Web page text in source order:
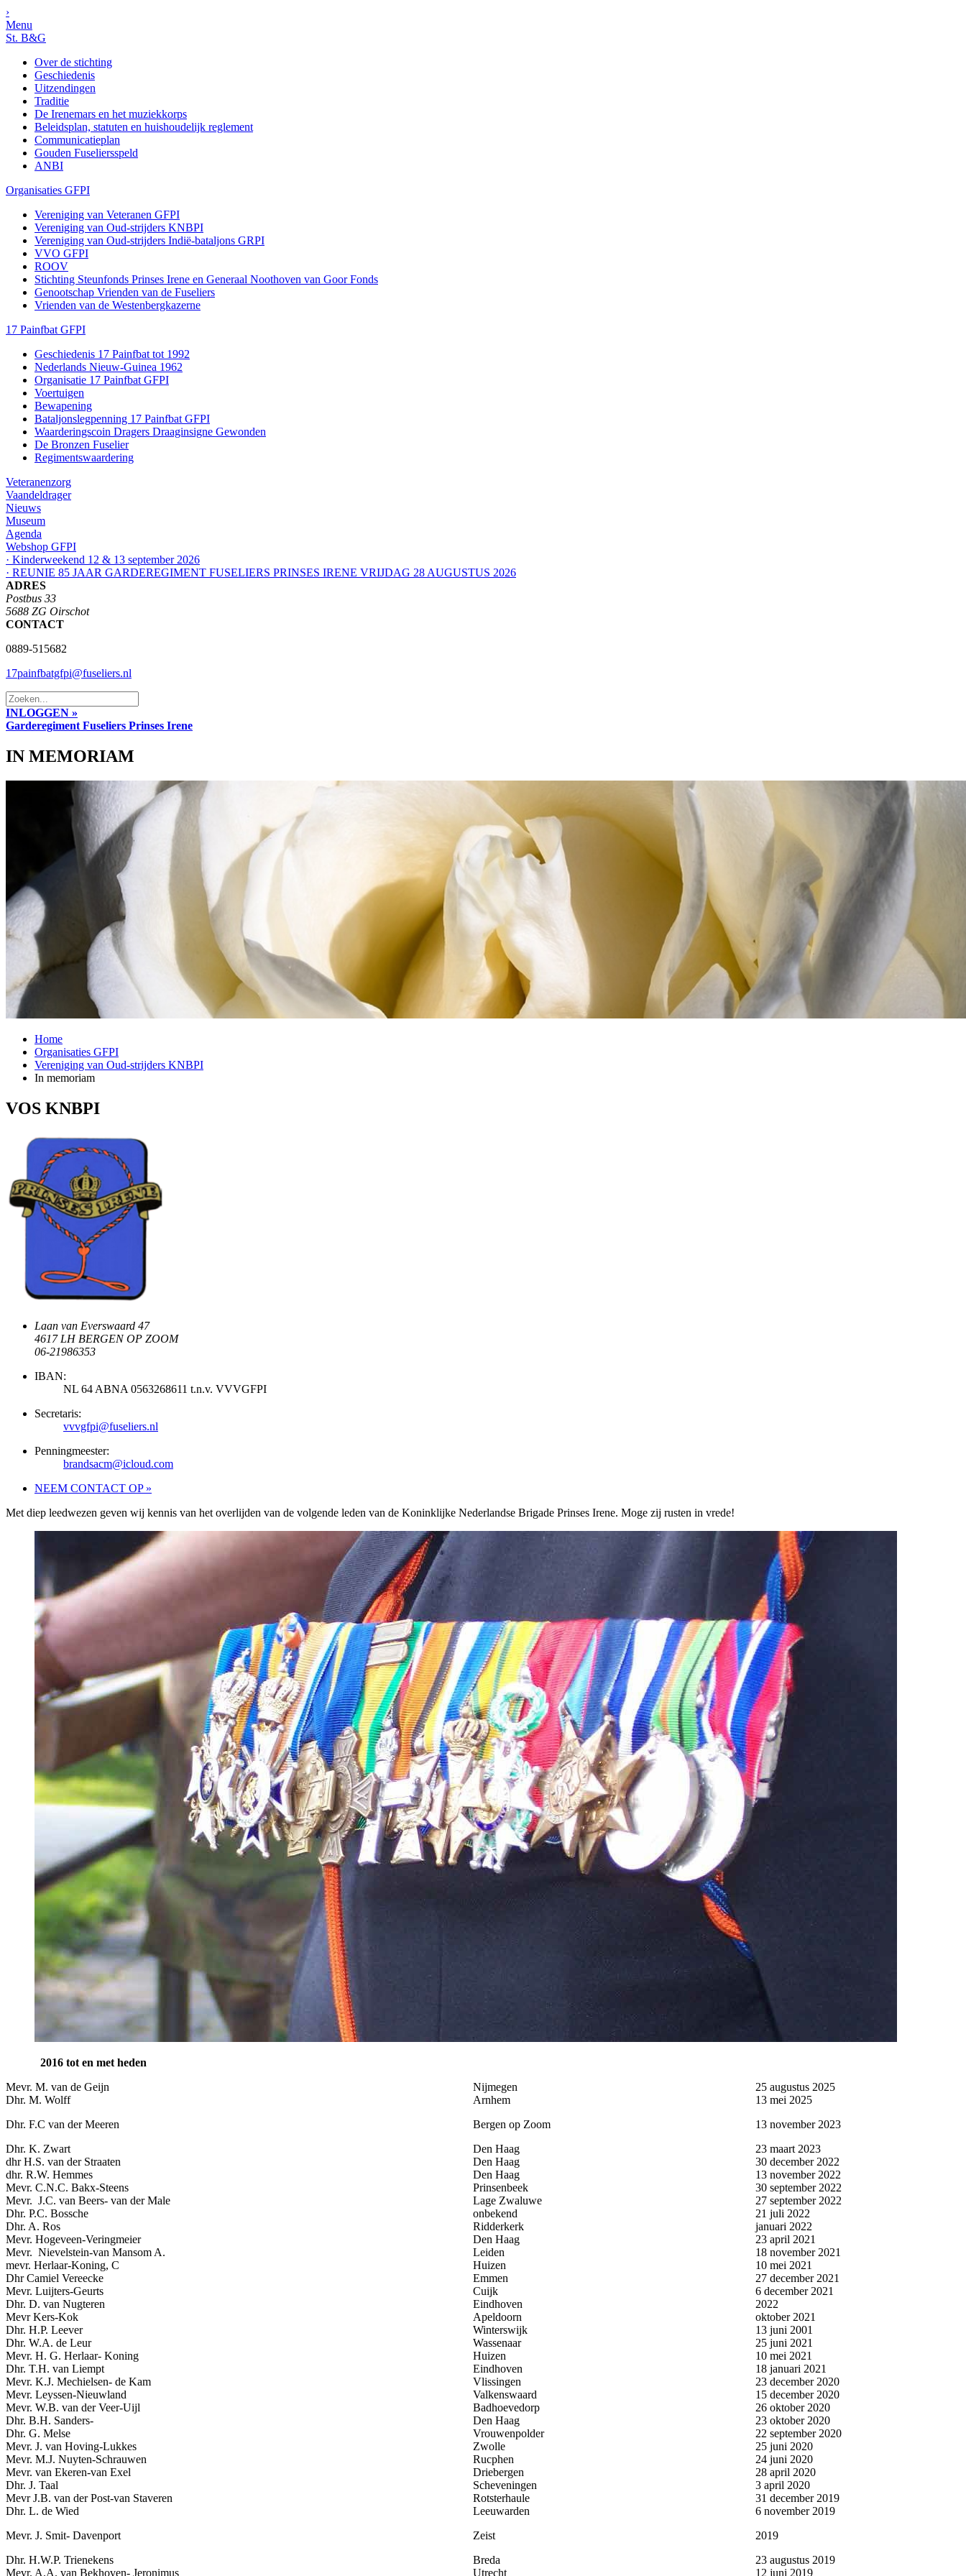
›
Menu
St. B&G
Over de stichting
Geschiedenis
Uitzendingen
Traditie
De Irenemars en het muziekkorps
Beleidsplan, statuten en huishoudelijk reglement
Communicatieplan
Gouden Fuseliersspeld
ANBI
Organisaties GFPI
Vereniging van Veteranen GFPI
Vereniging van Oud-strijders KNBPI
Vereniging van Oud-strijders Indië-bataljons GRPI
VVO GFPI
ROOV
Stichting Steunfonds Prinses Irene en Generaal Noothoven van Goor Fonds
Genootschap Vrienden van de Fuseliers
Vrienden van de Westenbergkazerne
17 Painfbat GFPI
Geschiedenis 17 Painfbat tot 1992
Nederlands Nieuw-Guinea 1962
Organisatie 17 Painfbat GFPI
Voertuigen
Bewapening
Bataljonslegpenning 17 Painfbat GFPI
Waarderingscoin Dragers Draaginsigne Gewonden
De Bronzen Fuselier
Regimentswaardering
Veteranenzorg
Vaandeldrager
Nieuws
Museum
Agenda
Webshop GFPI
· Kinderweekend 12 & 13 september 2026
· REUNIE 85 JAAR GARDEREGIMENT FUSELIERS PRINSES IRENE VRIJDAG 28 AUGUSTUS 2026
ADRES
Postbus 33
5688 ZG Oirschot
CONTACT
0889-515682
17painfbatgfpi@fuseliers.nl
INLOGGEN »
Garderegiment Fuseliers Prinses Irene
IN MEMORIAM
Home
Organisaties GFPI
Vereniging van Oud-strijders KNBPI
In memoriam
VOS KNBPI
Laan van Everswaard 47
4617 LH BERGEN OP ZOOM
06-21986353
IBAN:
NL 64 ABNA 0563268611 t.n.v. VVVGFPI
Secretaris:
vvvgfpi@fuseliers.nl
Penningmeester:
brandsacm@icloud.com
NEEM CONTACT OP »
Met diep leedwezen geven wij kennis van het overlijden van de volgende leden van de Koninklijke Nederlandse Brigade Prinses Irene. Moge zij rusten in vrede!
2016 tot en met heden
Mevr. M. van de Geijn
Nijmegen
25 augustus 2025
Dhr. M. Wolff
Arnhem
13 mei 2025
Dhr. F.C van der Meeren
Bergen op Zoom
13 november 2023
Dhr. K. Zwart
Den Haag
23 maart 2023
dhr H.S. van der Straaten
Den Haag
30 december 2022
dhr. R.W. Hemmes
Den Haag
13 november 2022
Mevr. C.N.C. Bakx-Steens
Prinsenbeek
30 september 2022
Mevr. J.C. van Beers- van der Male
Lage Zwaluwe
27 september 2022
Dhr. P.C. Bossche
onbekend
21 juli 2022
Dhr. A. Ros
Ridderkerk
januari 2022
Mevr. Hogeveen-Veringmeier
Den Haag
23 april 2021
Mevr. Nievelstein-van Mansom A.
Leiden
18 november 2021
mevr. Herlaar-Koning, C
Huizen
10 mei 2021
Dhr Camiel Vereecke
Emmen
27 december 2021
Mevr. Luijters-Geurts
Cuijk
6 december 2021
Dhr. D. van Nugteren
Eindhoven
2022
Mevr Kers-Kok
Apeldoorn
oktober 2021
Dhr. H.P. Leever
Winterswijk
13 juni 2001
Dhr. W.A. de Leur
Wassenaar
25 juni 2021
Mevr. H. G. Herlaar- Koning
Huizen
10 mei 2021
Dhr. T.H. van Liempt
Eindhoven
18 januari 2021
Mevr. K.J. Mechielsen- de Kam
Vlissingen
23 december 2020
Mevr. Leyssen-Nieuwland
Valkenswaard
15 december 2020
Mevr. W.B. van der Veer-Uijl
Badhoevedorp
26 oktober 2020
Dhr. B.H. Sanders-
Den Haag
23 oktober 2020
Dhr. G. Melse
Vrouwenpolder
22 september 2020
Mevr. J. van Hoving-Lukkes
Zwolle
25 juni 2020
Mevr. M.J. Nuyten-Schrauwen
Rucphen
24 juni 2020
Mevr. van Ekeren-van Exel
Driebergen
28 april 2020
Dhr. J. Taal
Scheveningen
3 april 2020
Mevr J.B. van der Post-van Staveren
Rotsterhaule
31 december 2019
Dhr. L. de Wied
Leeuwarden
6 november 2019
Mevr. J. Smit- Davenport
Zeist
2019
Dhr. H.W.P. Trienekens
Breda
23 augustus 2019
Mevr. A.A. van Bekhoven- Jeronimus
Utrecht 12 juni 2019